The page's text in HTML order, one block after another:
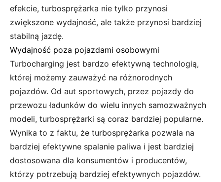
efekcie, turbosprężarka nie tylko przynosi
zwiększone wydajność, ale także przynosi bardziej
stabilną jazdę.
Wydajność poza pojazdami osobowymi
Turbocharging jest bardzo efektywną technologią,
której możemy zauważyć na różnorodnych
pojazdów. Od aut sportowych, przez pojazdy do
przewozu ładunków do wielu innych samozważnych
modeli, turbosprężarki są coraz bardziej popularne.
Wynika to z faktu, że turbosprężarka pozwala na
bardziej efektywne spalanie paliwa i jest bardziej
dostosowana dla konsumentów i producentów,
którzy potrzebują bardziej efektywnych pojazdów.